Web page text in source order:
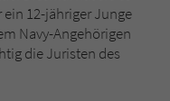
12-jähriger Junge
Navy-Angehörigen
die Juristen des
zu